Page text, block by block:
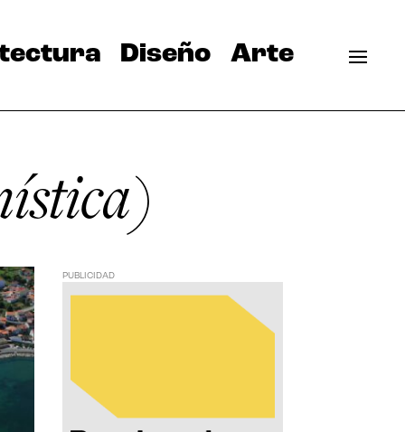
Diseño Arte
PUBLICIDAD